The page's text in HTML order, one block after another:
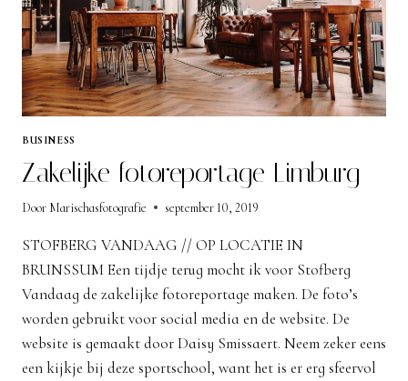
BUSINESS
Zakelijke fotoreportage Limburg
Door Marischasfotografie september 10, 2019
STOFBERG VANDAAG // OP LOCATIE IN
BRUNSSUM Een tijdje terug mocht ik voor Stofberg
Vandaag de zakelijke fotoreportage maken. De foto’s
worden gebruikt voor social media en de website. De
website is gemaakt door Daisy Smissaert. Neem zeker eens
een kijkje bij deze sportschool, want het is er erg sfeervol